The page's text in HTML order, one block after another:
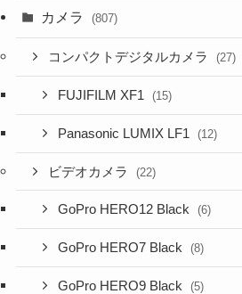
カメラ (807)
コンパクトデジタルカメラ (27)
FUJIFILM XF1 (15)
Panasonic LUMIX LF1 (12)
ビデオカメラ (22)
GoPro HERO12 Black (6)
GoPro HERO7 Black (8)
GoPro HERO9 Black (5)